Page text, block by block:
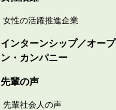
女性の活躍推進企業
インターンシップ／オープ
ン・カンパニー
先輩の声
先輩社会人の声